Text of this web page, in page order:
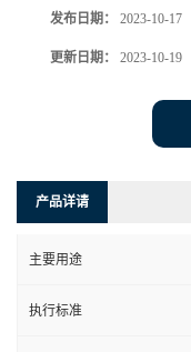
发布日期： 2023-10-17
更新日期： 2023-10-19
产品详请
主要用途
执行标准